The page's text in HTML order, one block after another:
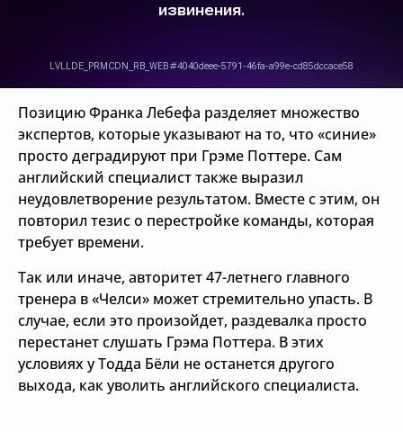
Позицию Франка Лебефа разделяет множество
экспертов, которые указывают на то, что «синие»
просто деградируют при Грэме Поттере. Сам
английский специалист также выразил
неудовлетворение результатом. Вместе с этим, он
повторил тезис о перестройке команды, которая
требует времени.
Так или иначе, авторитет 47-летнего главного
тренера в «Челси» может стремительно упасть. В
случае, если это произойдет, раздевалка просто
перестанет слушать Грэма Поттера. В этих
условиях у Тодда Бёли не останется другого
выхода, как уволить английского специалиста.